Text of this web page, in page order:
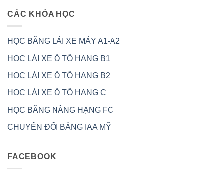
CÁC KHÓA HỌC
HỌC BẰNG LÁI XE MÁY A1-A2
HỌC LÁI XE Ô TÔ HẠNG B1
HỌC LÁI XE Ô TÔ HẠNG B2
HỌC LÁI XE Ô TÔ HẠNG C
HỌC BẰNG NÂNG HẠNG FC
CHUYỂN ĐỔI BẰNG IAA MỸ
FACEBOOK